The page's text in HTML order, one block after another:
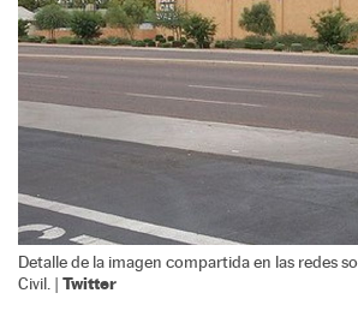
Detalle de la imagen compartida en las redes
Civil. | Twitter